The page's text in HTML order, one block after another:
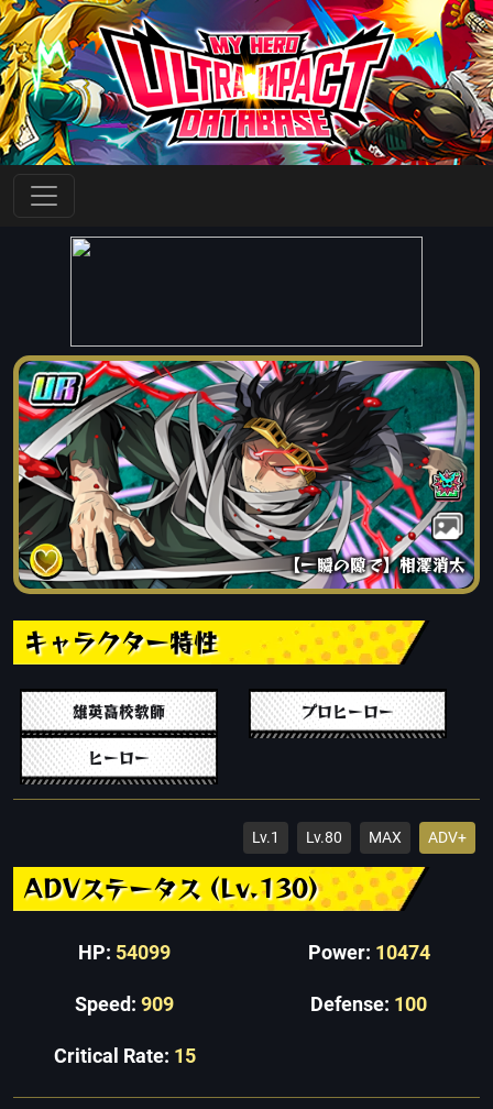
【一瞬の隙で】相澤消太
キャラクター特性
雄英高校教師 プロヒーロー
ヒーロー
Lv.1 Lv.80 MAX ADV+
ADVステータス (Lv.130)
HP: 54099 Power: 10474
Speed: 909 Defense: 100
Critical Rate: 15